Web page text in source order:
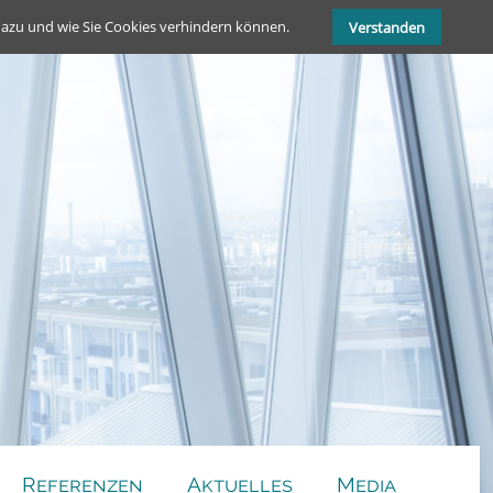
Referenzen Aktuelles Media
und wie Sie Cookies verhindern können. Verstanden